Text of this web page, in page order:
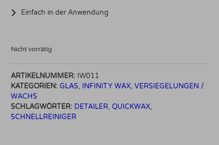
Einfach in der Anwendung
Nicht vorrätig
ARTIKELNUMMER: IW011
KATEGORIEN: GLAS, INFINITY WAX,VERSIEGELUNGEN /
WACHS
SCHLAGWÖRTER: DETAILER,QUICKWAX,
SCHNELLREINIGER